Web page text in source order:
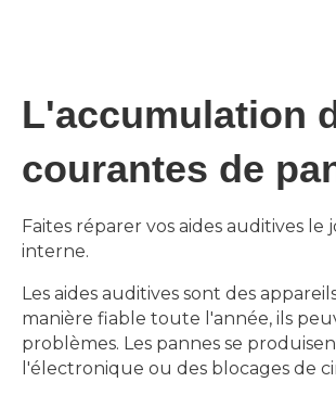
L'accumulation
courantes de
Faites réparer vos aides auditives
interne.
Les aides auditives sont des
manière fiable toute l'année, ils
problèmes. Les pannes se
l'électronique ou des blocages de